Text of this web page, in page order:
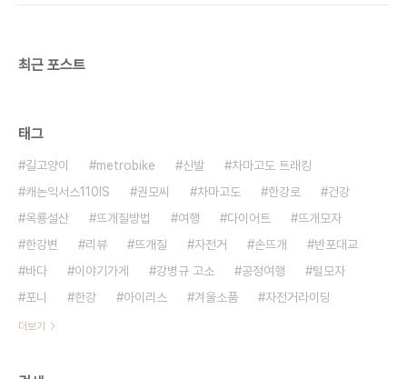
최근 포스트
태그
길고양이 metrobike 신발
차마고도 트래킹
캐논익서스110IS
권모씨 차마고도 한강로
건강
옥룡설산
뜨개질방법 여행 다이어트
뜨개모자
한강변
리뷰 뜨개질 자전거 손뜨개
반포대교
바다
이야기가게 강병규 고소 공정여행
털모자
포니
한강 아이리스 겨울소품 자전거라이딩
더보기